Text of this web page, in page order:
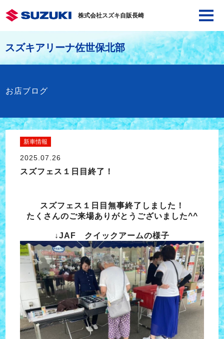
株式会社スズキ自販長崎
スズキアリーナ佐世保北部
お店ブログ
新車情報
2025.07.26
スズフェス１日目終了！
スズフェス１日目無事終了しました！
たくさんのご来場ありがとうございました^^
↓JAF クイックアームの様子